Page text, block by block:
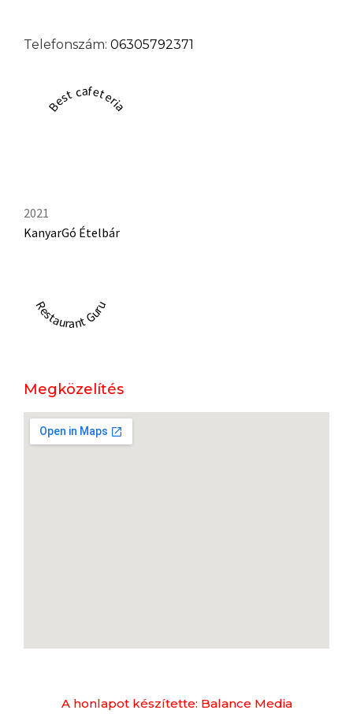
Telefonszám: 06305792371
Best cafeteria
2021
KanyarGó Ételbár
Restaurant Guru
Megközelítés
A honlapot készítette: Balance Media